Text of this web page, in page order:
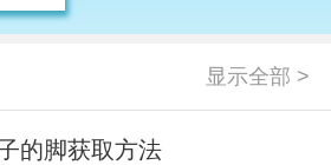
显示全部 >
的脚获取方法